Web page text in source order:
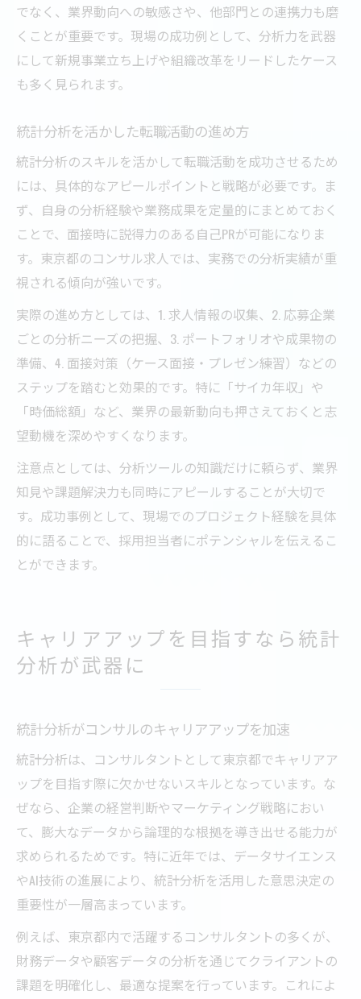
でなく、業界動向への敏感さや、他部門との連携力も磨
くことが重要です。現場の成功例として、分析力を武器
にして新規事業立ち上げや組織改革をリードしたケース
も多く見られます。
統計分析を活かした転職活動の進め方
統計分析のスキルを活かして転職活動を成功させるため
には、具体的なアピールポイントと戦略が必要です。ま
ず、自身の分析経験や業務成果を定量的にまとめておく
ことで、面接時に説得力のある自己PRが可能になりま
す。東京都のコンサル求人では、実務での分析実績が重
視される傾向が強いです。
実際の進め方としては、1. 求人情報の収集、2. 応募企業
ごとの分析ニーズの把握、3. ポートフォリオや成果物の
準備、4. 面接対策（ケース面接・プレゼン練習）などの
ステップを踏むと効果的です。特に「サイカ年収」や
「時価総額」など、業界の最新動向も押さえておくと志
望動機を深めやすくなります。
注意点としては、分析ツールの知識だけに頼らず、業界
知見や課題解決力も同時にアピールすることが大切で
す。成功事例として、現場でのプロジェクト経験を具体
的に語ることで、採用担当者にポテンシャルを伝えるこ
とができます。
キャリアアップを目指すなら統計
分析が武器に
統計分析がコンサルのキャリアアップを加速
統計分析は、コンサルタントとして東京都でキャリアア
ップを目指す際に欠かせないスキルとなっています。な
ぜなら、企業の経営判断やマーケティング戦略におい
て、膨大なデータから論理的な根拠を導き出せる能力が
求められるためです。特に近年では、データサイエンス
やAI技術の進展により、統計分析を活用した意思決定の
重要性が一層高まっています。
例えば、東京都内で活躍するコンサルタントの多くが、
財務データや顧客データの分析を通じてクライアントの
課題を明確化し、最適な提案を行っています。これによ